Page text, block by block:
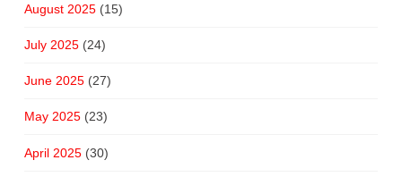
August 2025(15)
July 2025(24)
June 2025(27)
May 2025(23)
April 2025(30)